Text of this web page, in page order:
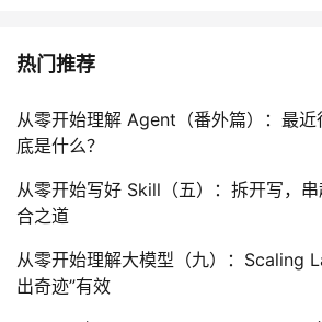
热门推荐
从零开始理解 Agent（番外篇）：最
底是什么？
从零开始写好 Skill（五）：拆开写，
合之道
从零开始理解大模型（九）：Scaling
出奇迹”有效